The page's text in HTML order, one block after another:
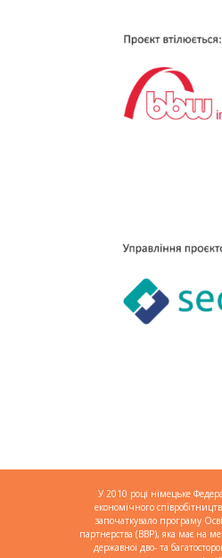
У 2010 році німецьке
економічного
започаткувало програму
партнерства (BBP), яка має на
державної дво- та